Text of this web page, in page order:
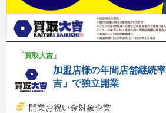
「買取大吉」
加盟店様の年間店舗継続
吉」で独立開業
開業お祝い金対象企業